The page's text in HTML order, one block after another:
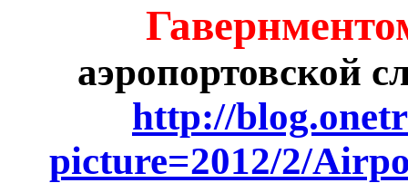
аэропортовской
http://
picture=2012/2/